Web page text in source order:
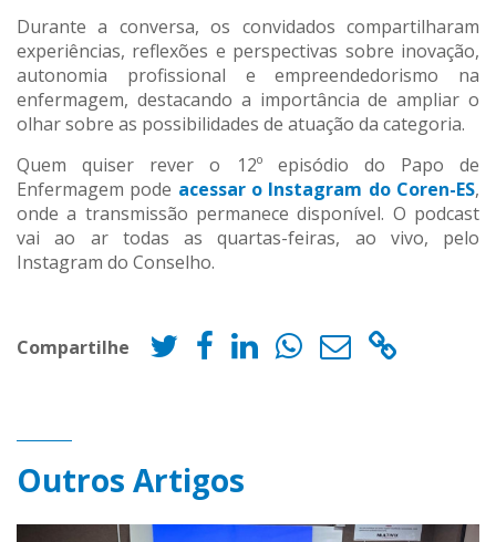
Durante a conversa, os convidados compartilharam
experiências, reflexões e perspectivas sobre inovação,
autonomia profissional e empreendedorismo na
enfermagem, destacando a importância de ampliar o
olhar sobre as possibilidades de atuação da categoria.
Quem quiser rever o 12º episódio do Papo de
Enfermagem pode acessar o Instagram do Coren-ES,
onde a transmissão permanece disponível. O podcast
vai ao ar todas as quartas-feiras, ao vivo, pelo
Instagram do Conselho.
Compartilhe
Outros Artigos